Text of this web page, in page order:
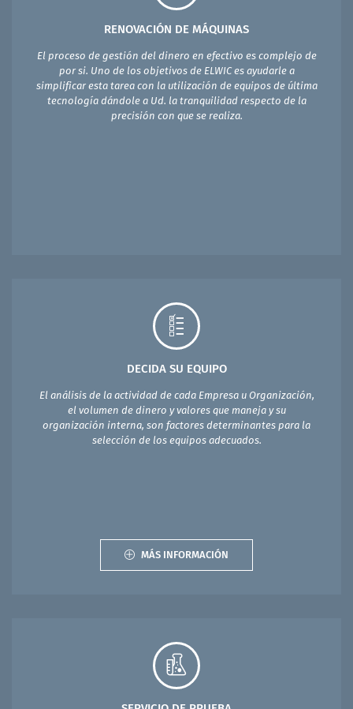
RENOVACIÓN DE MÁQUINAS
El proceso de gestión del dinero en efectivo es complejo de
por si. Uno de los objetivos de ELWIC es ayudarle a
simplificar esta tarea con la utilización de equipos de última
tecnología dándole a Ud. la tranquilidad respecto de la
precisión con que se realiza.
DECIDA SU EQUIPO
El análisis de la actividad de cada Empresa u Organización,
el volumen de dinero y valores que maneja y su
organización interna, son factores determinantes para la
selección de los equipos adecuados.
MÁS INFORMACIÓN